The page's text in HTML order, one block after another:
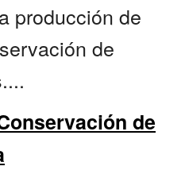
producción de
de
de